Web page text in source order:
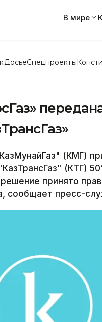
В мире
ДосьеСпецпроекты
(КМГ)
(КТГ)
принято
сообщает пресс-